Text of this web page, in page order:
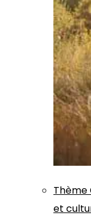
Thème
et